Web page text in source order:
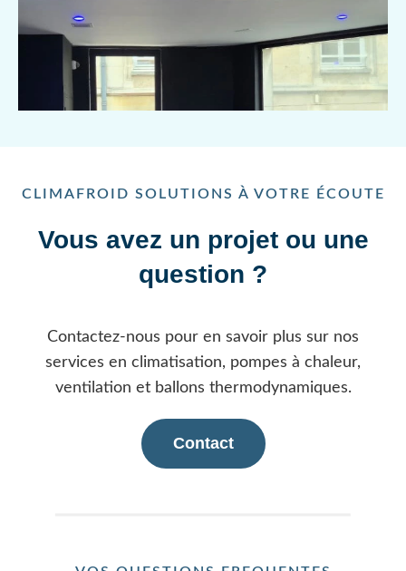
CLIMAFROID SOLUTIONS À VOTRE ÉCOUTE
Vous avez un projet ou une
question ?
Contactez-nous pour en savoir plus sur nos
services en climatisation, pompes à chaleur,
ventilation et ballons thermodynamiques.
Contact